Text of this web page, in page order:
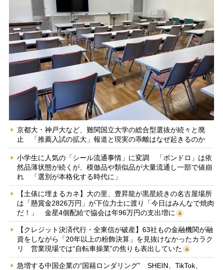
京都大・神戸大など、難関国立大学の総合型選抜が続々と廃
止 「推薦入試の拡大」報道と現実の乖離はなぜ起きるのか
小学生に人気の「シール流通事情」に変調 「ボンドロ」は依
然品薄状態が続くが、模倣品や類似品が大量流通し一部で値崩
れ 「選別が本格化する時代に」
【土俵に埋まるカネ】大の里、豊昇龍が黒星続きの名古屋場所
は「懸賞金2826万円」が下位力士に渡り「今日はみんなで焼肉
だ！」 金星4個配給で協会は年96万円の支出増に
【クレジット決済代行・全東信が破産】63社もの金融機関が融
資をしながら「20年以上の粉飾決算」を見抜けなかったカラク
リ 営業現場では“自転車操業”の焦りも表出していた
急増する中国企業の“国籍ロンダリング” SHEIN、TikTok、